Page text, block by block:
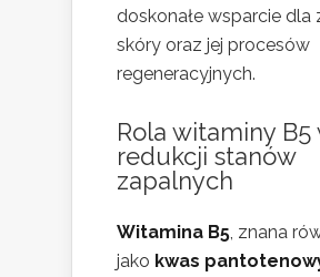
doskonałe wsparcie dla
skóry oraz jej procesów
regeneracyjnych.
Rola witaminy B5
redukcji stanów
zapalnych
Witamina B5, znana
jako kwas